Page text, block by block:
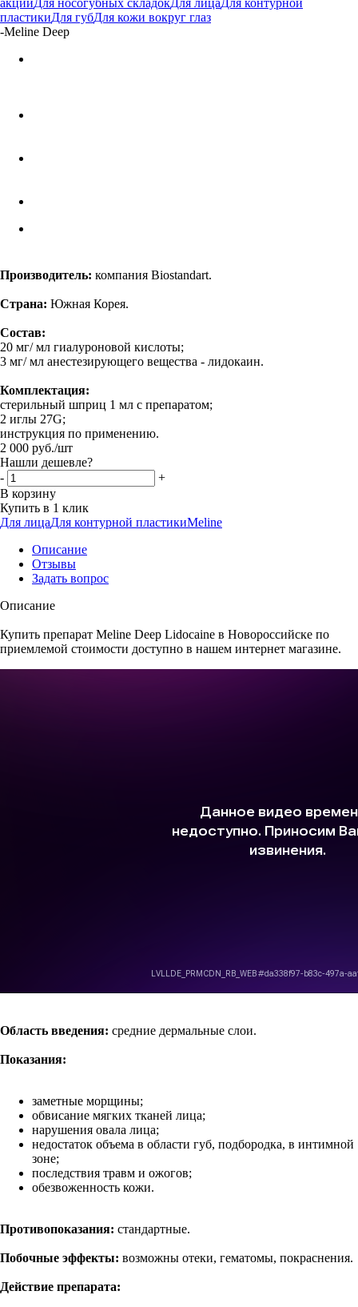
пластикиДля губДля кожи вокруг глаз
-Meline Deep
Производитель: компания Biostandart.
Страна: Южная Корея.
Состав:
20 мг/ мл гиалуроновой кислоты;
3 мг/ мл анестезирующего вещества - лидокаин.
Комплектация:
стерильный шприц 1 мл с препаратом;
2 иглы 27G;
инструкция по применению.
2 000 руб./шт
Нашли дешевле?
-
+
В корзину
Купить в 1 клик
Для лицаДля контурной пластикиMeline
Описание
Отзывы
Задать вопрос
Описание
Купить препарат Meline Deep Lidocaine в Новороссийске по
приемлемой стоимости доступно в нашем интернет магазине.
Область введения: средние дермальные слои.
Показания:
заметные морщины;
обвисание мягких тканей лица;
нарушения овала лица;
недостаток объема в области губ, подбородка, в интимной
зоне;
последствия травм и ожогов;
обезвоженность кожи.
Противопоказания: стандартные.
Побочные эффекты: возможны отеки, гематомы, покраснения.
Действие препарата: